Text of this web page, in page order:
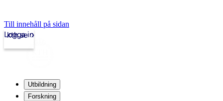
Till innehåll på sidan
kth.se
Logga in
Utbildning
Forskning